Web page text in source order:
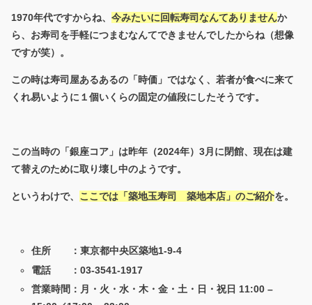
1970年代ですからね、 今みたいに回転寿司なんてありませんか
ら、お寿司を手軽につまむなんてできませんでしたからね（想像
ですが笑）。
この時は寿司屋あるあるの「時価」ではなく、若者が食べに来て
くれ易いように１個いくらの固定の値段にしたそうです。
この当時の「銀座コア」は昨年（2024年）3月に閉館、現在は建
て替えのために取り壊し中のようです。
というわけで、 ここでは「築地玉寿司 築地本店」のご紹介を。
住所 ：東京都中央区築地1-9-4
電話 ： 03-3541-1917
営業時間：月・火・水・木・金・土・日・祝日 11:00 –